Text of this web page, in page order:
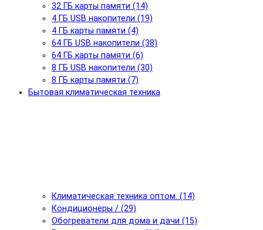
32 ГБ карты памяти (14)
4 ГБ USB накопители (19)
4 ГБ карты памяти (4)
64 ГБ USB накопители (38)
64 ГБ карты памяти (6)
8 ГБ USB накопители (30)
8 ГБ карты памяти (7)
Бытовая климатическая техника
Климатическая техника оптом. (14)
Кондиционеры / (29)
Обогреватели для дома и дачи (15)